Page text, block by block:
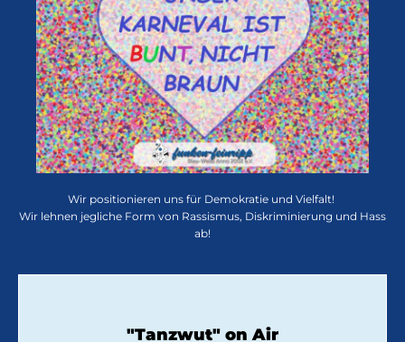
Wir positionieren uns für Demokratie und Vielfalt!
Wir lehnen jegliche Form von Rassismus, Diskriminierung und Hass
ab!
"Tanzwut" on Air